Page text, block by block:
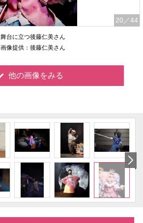
20 ／44
舞台に立つ後藤仁美さん
画像提供：後藤仁美さん
他の画像をみる